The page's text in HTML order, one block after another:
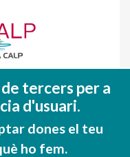
EUROPA
tercers per a
d'usuari.
dones el teu
ho fem.